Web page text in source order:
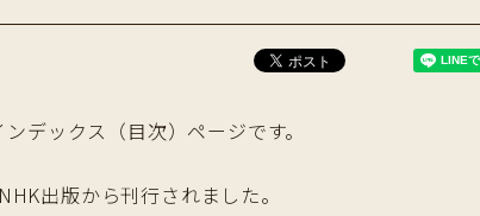
デックス（目次）ページです。
出版から刊行されました。